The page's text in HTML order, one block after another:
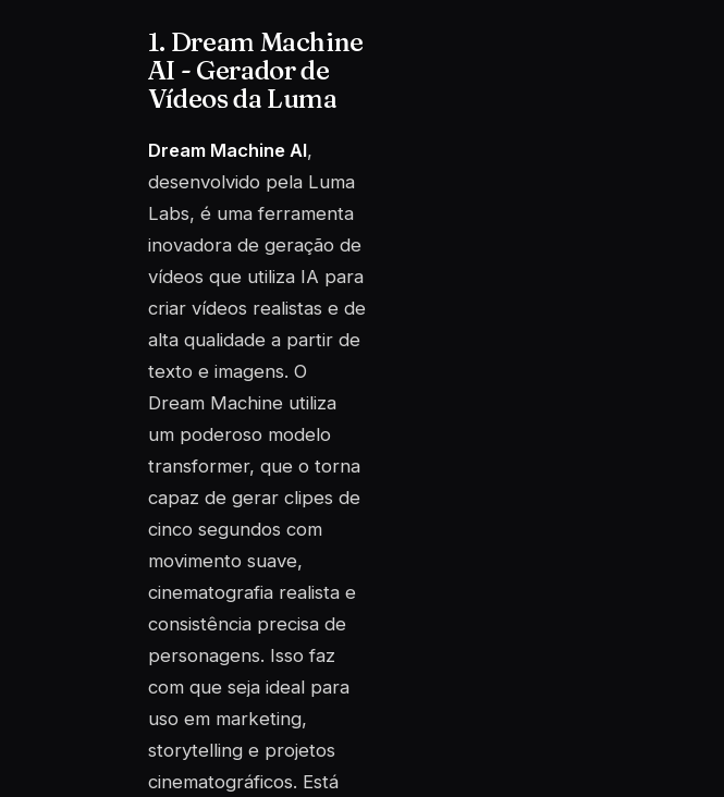
1. Dream Machine
AI - Gerador de
Vídeos da Luma
Dream Machine AI,
desenvolvido pela Luma
Labs, é uma ferramenta
inovadora de geração de
vídeos que utiliza IA para
criar vídeos realistas e de
alta qualidade a partir de
texto e imagens. O
Dream Machine utiliza
um poderoso modelo
transformer, que o torna
capaz de gerar clipes de
cinco segundos com
movimento suave,
cinematografia realista e
consistência precisa de
personagens. Isso faz
com que seja ideal para
uso em marketing,
storytelling e projetos
cinematográficos. Está